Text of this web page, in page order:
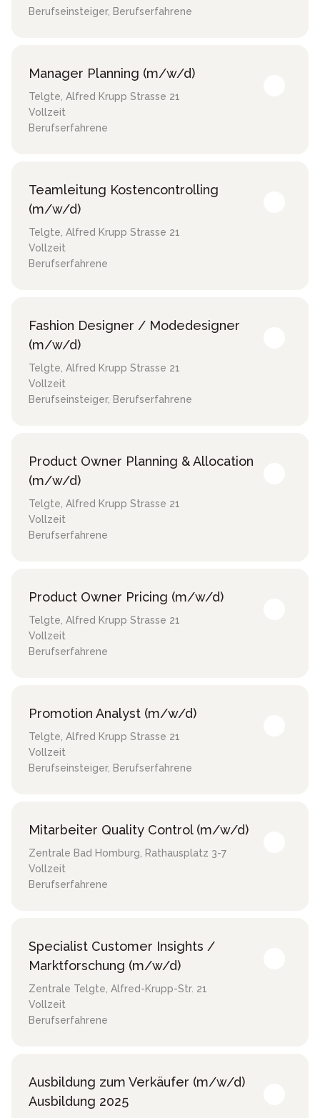
Berufseinsteiger, Berufserfahrene
Manager Planning (m/w/d)
Telgte, Alfred Krupp Strasse 21
Vollzeit
Berufserfahrene
Teamleitung Kostencontrolling
(m/w/d)
Telgte, Alfred Krupp Strasse 21
Vollzeit
Berufserfahrene
Fashion Designer / Modedesigner
(m/w/d)
Telgte, Alfred Krupp Strasse 21
Vollzeit
Berufseinsteiger, Berufserfahrene
Product Owner Planning & Allocation
(m/w/d)
Telgte, Alfred Krupp Strasse 21
Vollzeit
Berufserfahrene
Product Owner Pricing (m/w/d)
Telgte, Alfred Krupp Strasse 21
Vollzeit
Berufserfahrene
Promotion Analyst (m/w/d)
Telgte, Alfred Krupp Strasse 21
Vollzeit
Berufseinsteiger, Berufserfahrene
Mitarbeiter Quality Control (m/w/d)
Zentrale Bad Homburg, Rathausplatz 3-7
Vollzeit
Berufserfahrene
Specialist Customer Insights /
Marktforschung (m/w/d)
Zentrale Telgte, Alfred-Krupp-Str. 21
Vollzeit
Berufserfahrene
Ausbildung zum Verkäufer (m/w/d)
Ausbildung 2025